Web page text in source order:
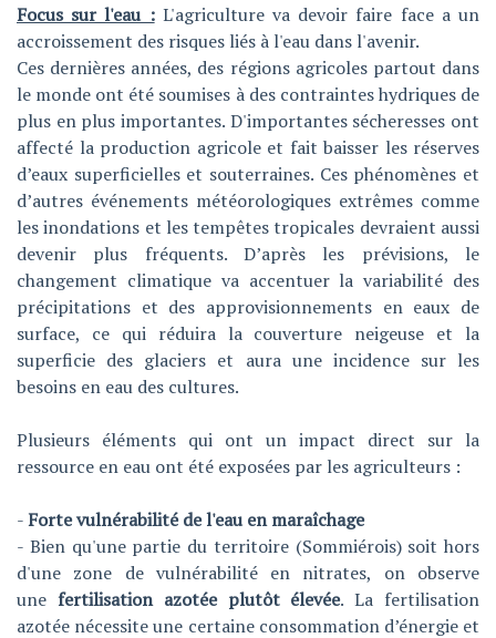
Focus sur l'eau :L'agriculture va devoir faire face a un
accroissement des risques liés à l'eau dans l'avenir.
Ces dernières années, des régions agricoles partout dans
le monde ont été soumises à des contraintes hydriques de
plus en plus importantes. D'importantes sécheresses ont
affecté la production agricole et fait baisser les réserves
d’eaux superficielles et souterraines. Ces phénomènes et
d’autres événements météorologiques extrêmes comme
les inondations et les tempêtes tropicales devraient aussi
devenir plus fréquents. D’après les prévisions, le
changement climatique va accentuer la variabilité des
précipitations et des approvisionnements en eaux de
surface, ce qui réduira la couverture neigeuse et la
superficie des glaciers et aura une incidence sur les
besoins en eau des cultures.
Plusieurs éléments qui ont un impact direct sur la
ressource en eau ont été exposées par les agriculteurs :
-Forte vulnérabilité de l'eau en maraîchage
- Bien qu'une partie du territoire (Sommiérois) soit hors
d'une zone de vulnérabilité en nitrates, on observe
une fertilisation azotée plutôt élevée. La fertilisation
azotée nécessite une certaine consommation d’énergie et